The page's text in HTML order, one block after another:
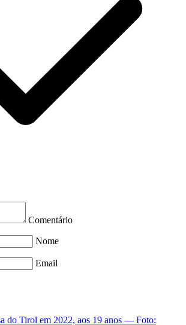
Comentário
Nome
Email